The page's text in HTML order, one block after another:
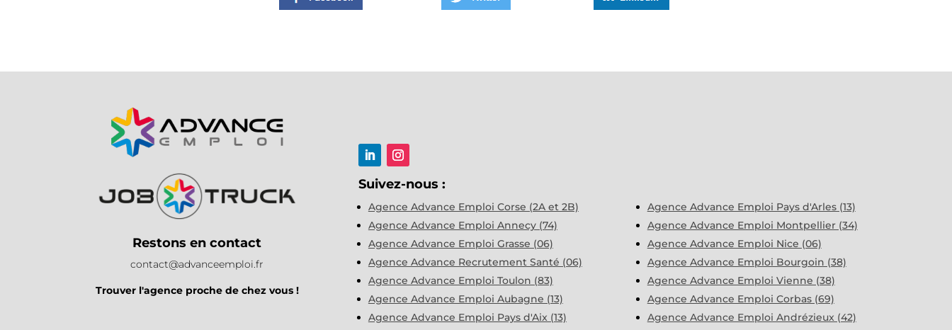
Restons en contact
contact@advanceemploi.fr
Trouver l'agence proche de chez vous !
Suivez-nous :
Agence Advance Emploi Corse (2A et 2B)
Agence Advance Emploi Annecy (74)
Agence Advance Emploi Grasse (06)
Agence Advance Recrutement Santé (06)
Agence Advance Emploi Toulon (83)
Agence Advance Emploi Aubagne (13)
Agence Advance Emploi Pays d'Aix (13)
Agence Advance Emploi Pays d'Arles (13)
Agence Advance Emploi Montpellier (34)
Agence Advance Emploi Nice (06)
Agence Advance Emploi Bourgoin (38)
Agence Advance Emploi Vienne (38)
Agence Advance Emploi Corbas (69)
Agence Advance Emploi Andrézieux (42)